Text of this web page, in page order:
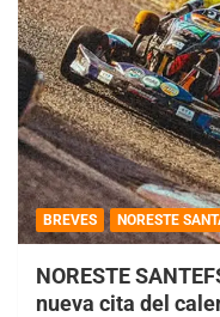
BREVES NORESTE
NORESTE
nueva cita del